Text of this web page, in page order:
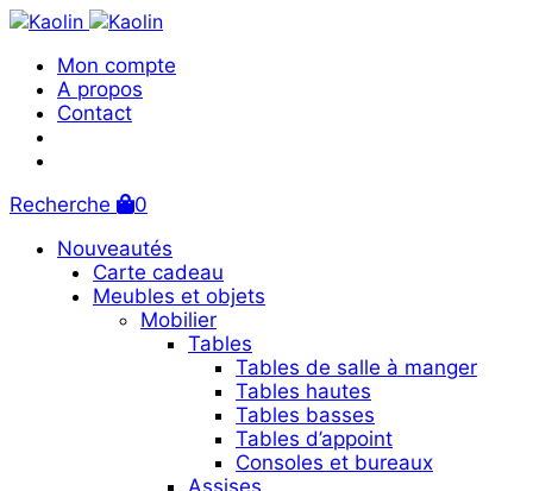
Mon compte
A propos
Contact
Recherche
0
Nouveautés
Carte cadeau
Meubles et objets
Mobilier
Tables
Tables de salle à manger
Tables hautes
Tables basses
Tables d’appoint
Consoles et bureaux
Assises